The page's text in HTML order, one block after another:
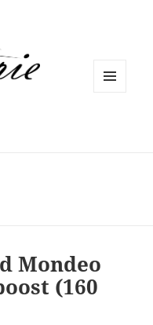
Mondeo
(160